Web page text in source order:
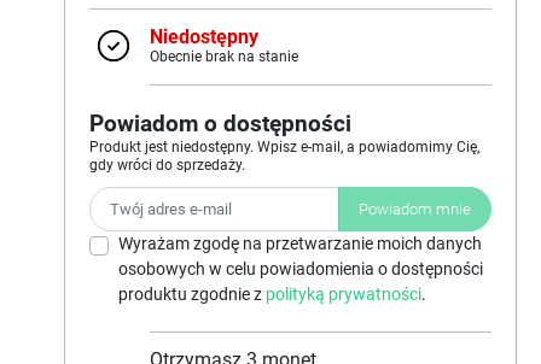
Niedostępny
Obecnie brak na stanie
Powiadom o dostępności
Produkt jest niedostępny. Wpisz e-mail, a powiadomimy Cię,
gdy wróci do sprzedaży.
Powiadom mnie
Wyrażam zgodę na przetwarzanie moich danych
osobowych w celu powiadomienia o dostępności
produktu zgodnie z polityką prywatności.